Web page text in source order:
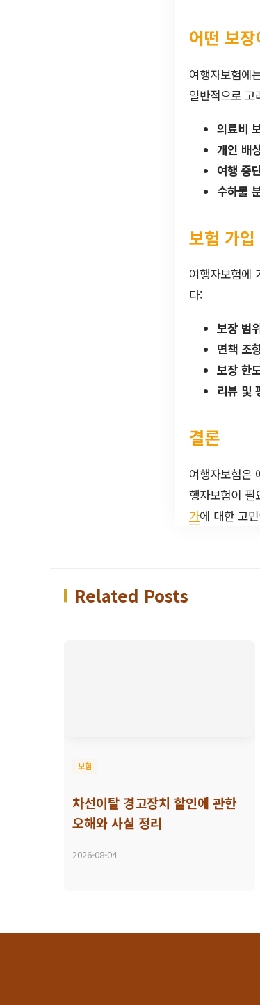
어떤 보
여행자보험에
일반적으로
의료비
개인 배
여행 중
수하물
보험 가
여행자보험에
다:
보장 범
면책 조
보장 한
리뷰 및
결론
여행자보험은
행자보험이 필
가에 대한 고
Related Posts
보험
차선이탈 경고장치 할인에 관한
오해와 사실 정리
2026-08-04